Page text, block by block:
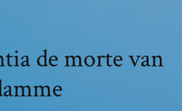
de morte van